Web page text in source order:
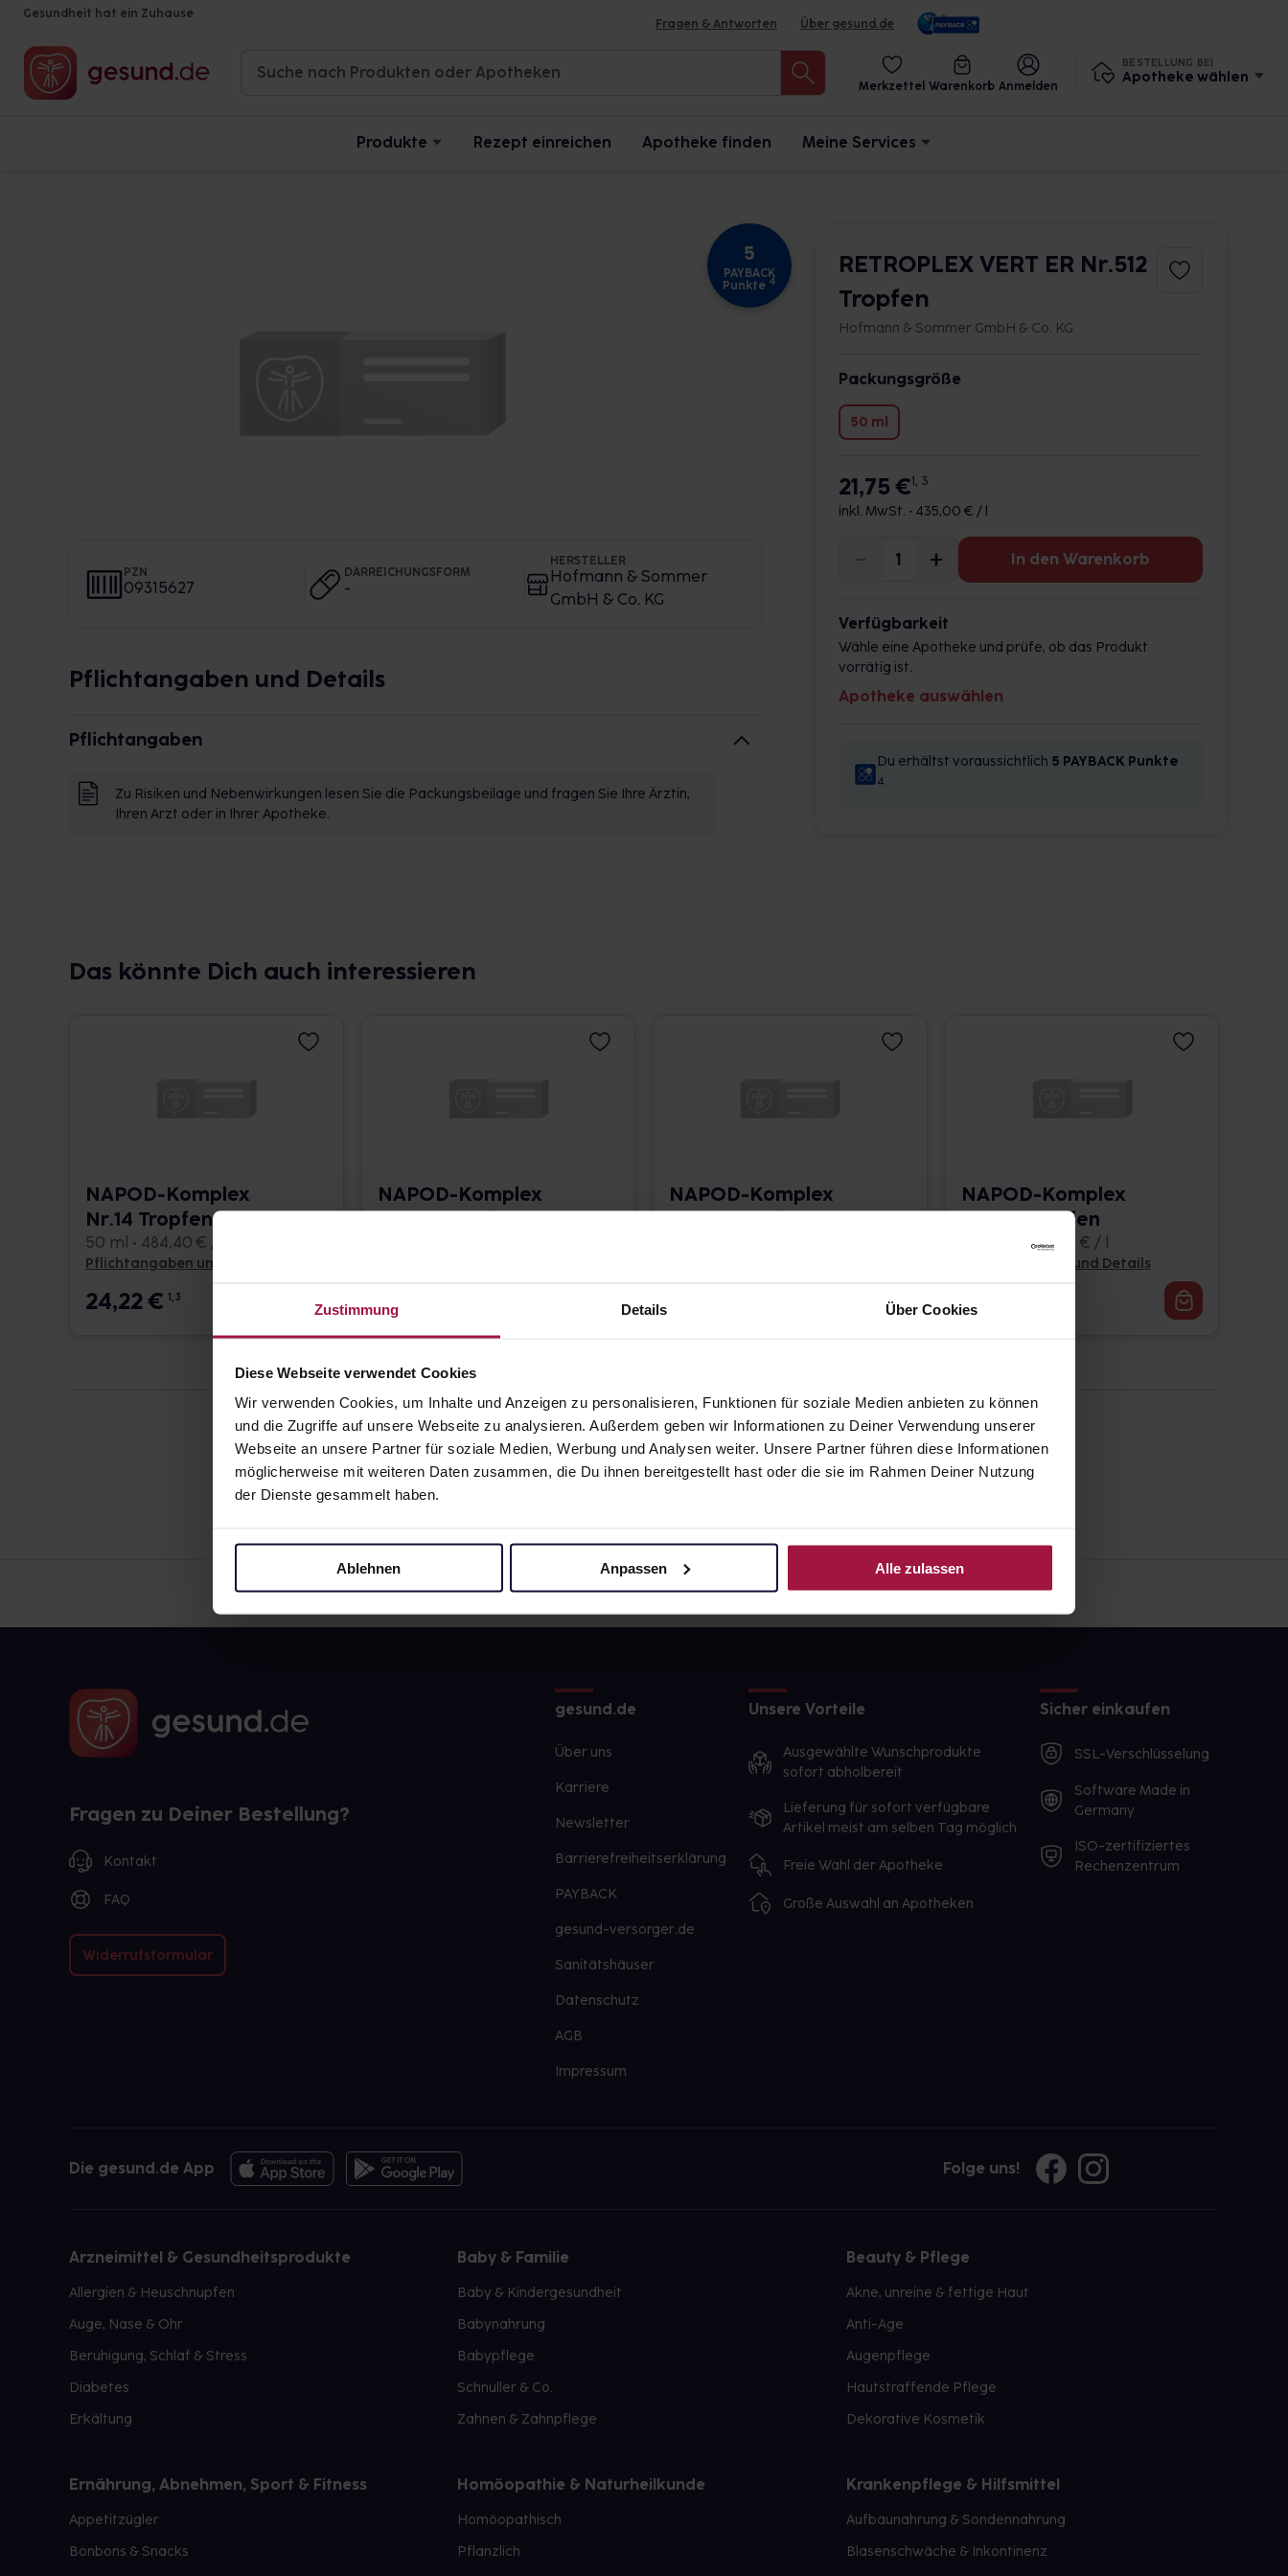
Zustimmung Details Über Cookies
Diese Webseite verwendet Cookies
Wir verwenden Cookies, um Inhalte und Anzeigen zu personalisieren, Funktionen für soziale Medien anbieten zu können
und die Zugriffe auf unsere Webseite zu analysieren. Außerdem geben wir Informationen zu Deiner Verwendung unserer
Webseite an unsere Partner für soziale Medien, Werbung und Analysen weiter. Unsere Partner führen diese Informationen
möglicherweise mit weiteren Daten zusammen, die Du ihnen bereitgestellt hast oder die sie im Rahmen Deiner Nutzung
der Dienste gesammelt haben.
Ablehnen Anpassen Alle zulassen
Gesundheit hat ein Zuhause
Fragen & Antworten Über gesund.de
Merkzettel Warenkorb Anmelden
BESTELLUNG BEI
Apotheke wählen
Produkte Rezept einreichen Apotheke finden Meine Services
5
PAYBACK
Punkte 4
PZN
09315627
DARREICHUNGSFORM
-
HERSTELLER
Hofmann & Sommer
GmbH & Co. KG
Pflichtangaben und Details
Pflichtangaben
Zu Risiken und Nebenwirkungen lesen Sie die Packungsbeilage und fragen Sie Ihre Ärztin,
Ihren Arzt oder in Ihrer Apotheke.
RETROPLEX VERT ER Nr.512
Tropfen
Hofmann & Sommer GmbH & Co. KG
Packungsgröße
50 ml
21,75 €1, 3
inkl. MwSt. • 435,00 € / l
In den Warenkorb
Verfügbarkeit
Wähle eine Apotheke und prüfe, ob das Produkt
vorrätig ist.
Apotheke auswählen
Du erhältst voraussichtlich 5 PAYBACK Punkte
4
Das könnte Dich auch interessieren
NAPOD-Komplex
Nr.14 Tropfen
50 ml • 484,40 € / l
Pflichtangaben und Details
24,22€ 1, 3
NAPOD-Komplex
Nr.614 Tropfen
18,98
NAPOD-Komplex
Nr.144 Tropfen
NAPOD-Komplex
Nr.145 Tropfen
100 ml • 340,60 € / l
Pflichtangaben und Details
34,06
Fragen zu Deiner Bestellung?
Kontakt
FAQ
Widerrufsformular
gesund.de
Über uns
Karriere
Newsletter
Barrierefreiheitserklärung
PAYBACK
gesund-versorger.de
Sanitätshäuser
Datenschutz
AGB
Impressum
Unsere Vorteile
Ausgewählte Wunschprodukte
sofort abholbereit
Lieferung für sofort verfügbare
Artikel meist am selben Tag möglich
Freie Wahl der Apotheke
Große Auswahl an Apotheken
Sicher einkaufen
SSL-Verschlüsselung
Software Made in
Germany
ISO-zertifiziertes
Rechenzentrum
Die gesund.de App Folge uns!
Arzneimittel & Gesundheitsprodukte
Allergien & Heuschnupfen
Auge, Nase & Ohr
Beruhigung, Schlaf & Stress
Diabetes
Erkältung
Baby & Familie
Baby & Kindergesundheit
Babynahrung
Babypflege
Schnuller & Co.
Zahnen & Zahnpflege
Beauty & Pflege
Akne, unreine & fettige Haut
Anti-Age
Augenpflege
Hautstraffende Pflege
Dekorative Kosmetik
Ernährung, Abnehmen, Sport & Fitness
Appetitzügler
Bonbons & Snacks
Homöopathie & Naturheilkunde
Homöopathisch
Pflanzlich
Krankenpflege & Hilfsmittel
Aufbaunahrung & Sondennahrung
Blasenschwäche & Inkontinenz